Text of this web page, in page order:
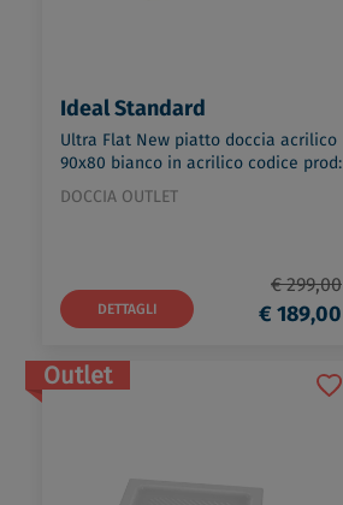
Ideal Standard
Ultra Flat New piatto doccia acrilico
90x80 bianco in acrilico codice prod:
T448101
DOCCIA OUTLET
DETTAGLI
€ 299,00
€ 189,00
Outlet